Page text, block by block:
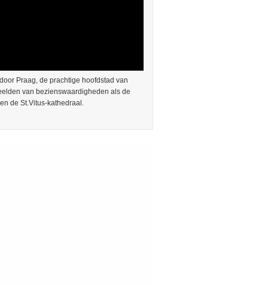
Praag, de prachtige hoofdstad van
van bezienswaardigheden als de
de St.Vitus-kathedraal.